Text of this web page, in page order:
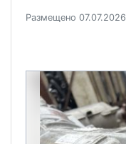
Размещено 07.07.2026